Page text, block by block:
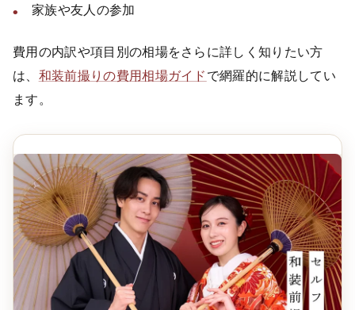
家族や友人の参加
費用の内訳や項目別の相場をさらに詳しく知りたい方
は、 和装前撮りの費用相場ガイド で網羅的に解説してい
ます。